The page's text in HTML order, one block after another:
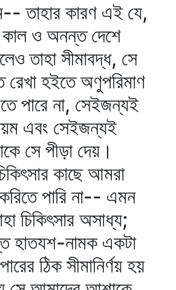
তাহার কারণ এই যে,
ও অনন্ত দেশে
তাহা সীমাবদ্ধ, সে
হইতে অণুপরিমাণ
পারে না, সেইজন্যই
এবং সেইজন্যই
সে পীড়া দেয়।
কাছে আমরা
পারি না-- এমন
চিকিৎসার অসাধ্য;
হাতযশ-নামক একটা
ঠিক সীমানির্ণয় হয়